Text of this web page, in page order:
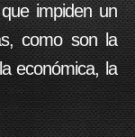
impiden un
como son la
económica, la